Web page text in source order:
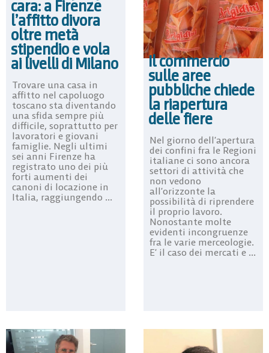
cara: a Firenze
l’affitto divora
oltre metà
stipendio e vola
ai livelli di Milano
Trovare una casa in
affitto nel capoluogo
toscano sta diventando
una sfida sempre più
difficile, soprattutto per
lavoratori e giovani
famiglie. Negli ultimi
sei anni Firenze ha
registrato uno dei più
forti aumenti dei
canoni di locazione in
Italia, raggiungendo ...
Il commercio
sulle aree
pubbliche chiede
la riapertura
delle fiere
Nel giorno dell’apertura
dei confini fra le Regioni
italiane ci sono ancora
settori di attività che
non vedono
all’orizzonte la
possibilità di riprendere
il proprio lavoro.
Nonostante molte
evidenti incongruenze
fra le varie merceologie.
E’ il caso dei mercati e ...